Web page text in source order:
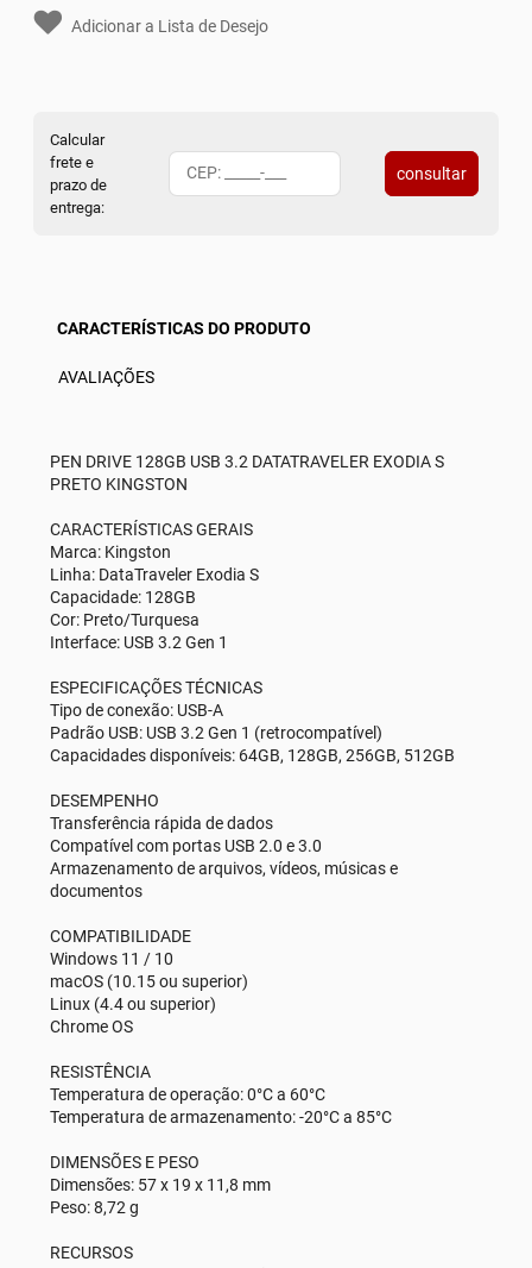
Adicionar a Lista de Desejo
Calcular
frete e
prazo de
entrega:
consultar
CARACTERÍSTICAS DO PRODUTO
AVALIAÇÕES
PEN DRIVE 128GB USB 3.2 DATATRAVELER EXODIA S
PRETO KINGSTON
CARACTERÍSTICAS GERAIS
Marca: Kingston
Linha: DataTraveler Exodia S
Capacidade: 128GB
Cor: Preto/Turquesa
Interface: USB 3.2 Gen 1
ESPECIFICAÇÕES TÉCNICAS
Tipo de conexão: USB-A
Padrão USB: USB 3.2 Gen 1 (retrocompatível)
Capacidades disponíveis: 64GB, 128GB, 256GB, 512GB
DESEMPENHO
Transferência rápida de dados
Compatível com portas USB 2.0 e 3.0
Armazenamento de arquivos, vídeos, músicas e
documentos
COMPATIBILIDADE
Windows 11 / 10
macOS (10.15 ou superior)
Linux (4.4 ou superior)
Chrome OS
RESISTÊNCIA
Temperatura de operação: 0°C a 60°C
Temperatura de armazenamento: -20°C a 85°C
DIMENSÕES E PESO
Dimensões: 57 x 19 x 11,8 mm
Peso: 8,72 g
RECURSOS